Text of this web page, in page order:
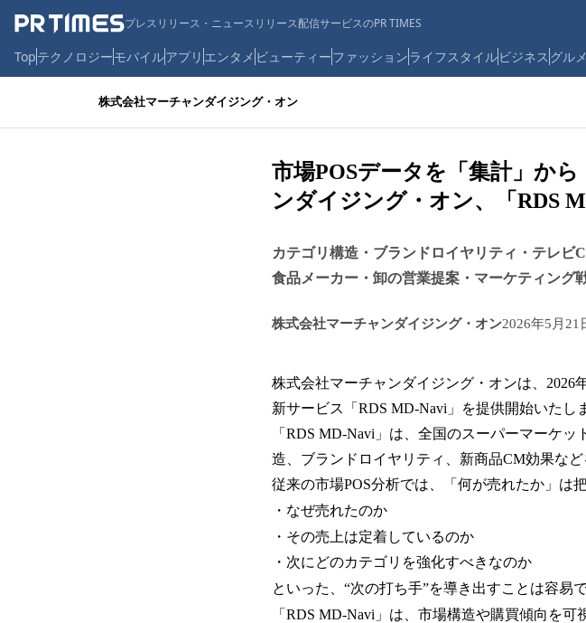
プレスリリース・ニュースリリース配信サービスのPR TIMES
Topテクノロジーモバイルアプリ エンタメ ビューティーファッションライフスタイルビジネス グルメ
株式会社マーチャンダイジング・オン
市場POSデータを「集計」か
ンダイジング・オン、「RDS
カテゴリ構造・ブランドロイヤリティ・
食品メーカー・卸の営業提案・マーケティング
株式会社マーチャンダイジング・オン2026年5月21
株式会社マーチャンダイジング・オンは、2026
新サービス「RDS MD-Navi」を提供開始いたし
「RDS MD-Navi」は、全国のスーパーマーケ
造、ブランドロイヤリティ、新商品CM効果な
従来の市場POS分析では、「何が売れたか」は
・なぜ売れたのか
・その売上は定着しているのか
・次にどのカテゴリを強化すべきなのか
といった、“次の打ち手”を導き出すことは容易
「RDS MD-Navi」は、市場構造や購買傾向を